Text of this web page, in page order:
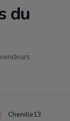
du
Chenille13